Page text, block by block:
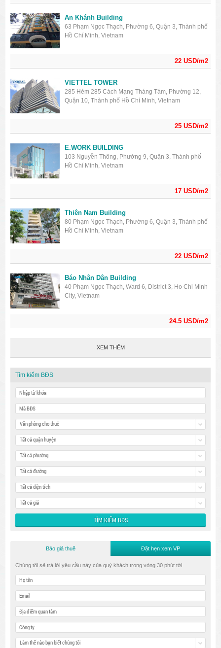
22 USD/m2
An Khánh Building
63 Phạm Ngọc Thạch, Phường 6, Quận 3, Thành phố
Hồ Chí Minh, Vietnam
25 USD/m2
VIETTEL TOWER
285 Hẻm 285 Cách Mạng Tháng Tám, Phường 12,
Quận 10, Thành phố Hồ Chí Minh, Vietnam
17 USD/m2
E.WORK BUILDING
103 Nguyễn Thông, Phường 9, Quận 3, Thành phố
Hồ Chí Minh, Vietnam
22 USD/m2
Thiên Nam Building
80 Phạm Ngọc Thạch, Phường 6, Quận 3, Thành phố
Hồ Chí Minh, Vietnam
24.5 USD/m2
Báo Nhân Dân Building
40 Phạm Ngọc Thạch, Ward 6, District 3, Ho Chi Minh
City, Vietnam
XEM THÊM
Tìm kiếm BĐS
Văn phòng cho thuê
Tất cả quận huyện
Tất cả phường
Tất cả đường
Tất cả diện tích
Tất cả giá
Báo giá thuê Đặt hẹn xem VP
Chúng tôi sẽ trả lời yêu cầu này của quý khách trong vòng 30 phút tới
Làm thế nào bạn biết chúng tôi